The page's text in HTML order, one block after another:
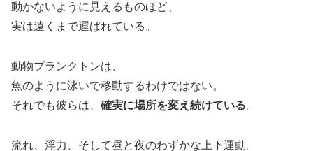
動かないように見えるものほど、
実は遠くまで運ばれている。
動物プランクトンは、
魚のように泳いで移動するわけではない。
それでも彼らは、 確実に場所を変え続けている。
流れ、浮力、そして昼と夜のわずかな上下運動。